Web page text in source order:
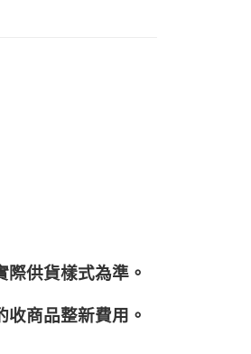
供貨樣式為準。
商品整﻿新費用。